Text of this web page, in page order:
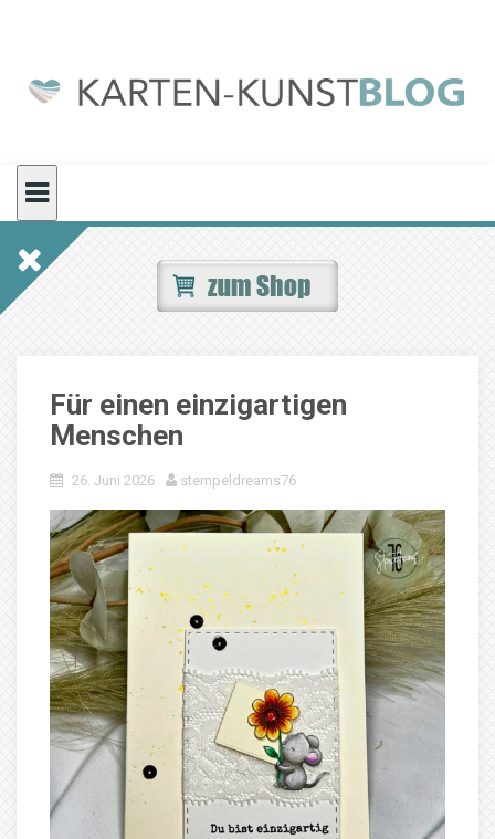
Für einen einzigartigen
Menschen
26. Juni 2026 stempeldreams76